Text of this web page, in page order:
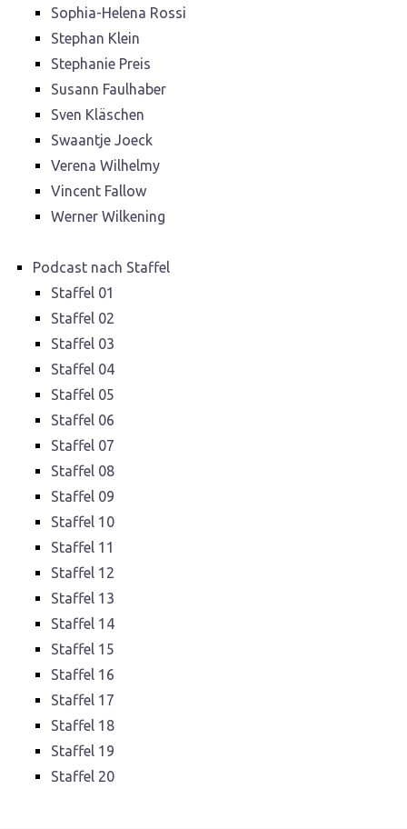
Sophia-Helena Rossi
Stephan Klein
Stephanie Preis
Susann Faulhaber
Sven Kläschen
Swaantje Joeck
Verena Wilhelmy
Vincent Fallow
Werner Wilkening
Podcast nach Staffel
Staffel 01
Staffel 02
Staffel 03
Staffel 04
Staffel 05
Staffel 06
Staffel 07
Staffel 08
Staffel 09
Staffel 10
Staffel 11
Staffel 12
Staffel 13
Staffel 14
Staffel 15
Staffel 16
Staffel 17
Staffel 18
Staffel 19
Staffel 20